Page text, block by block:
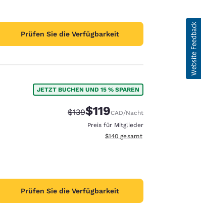
Prüfen Sie die Verfügbarkeit
JETZT BUCHEN UND 15 % SPAREN
Durchgestrichener Preis:
$139Vergünstigter Preis:
$119CAD/Nacht
Preis für Mitglieder
Geschätzte Gesamtdetails
$140 gesamt
Prüfen Sie die Verfügbarkeit